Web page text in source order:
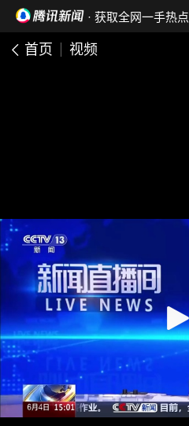
· 获取全网一手热点
首页 视频